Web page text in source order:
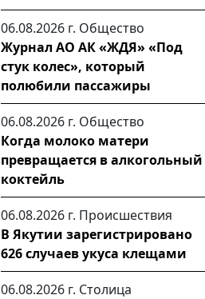
06.08.2026 г. Общество
Журнал АО АК «ЖДЯ» «Под
стук колес», который
полюбили пассажиры
06.08.2026 г. Общество
Когда молоко матери
превращается в алкогольный
коктейль
06.08.2026 г. Происшествия
В Якутии зарегистрировано
626 случаев укуса клещами
06.08.2026 г. Столица